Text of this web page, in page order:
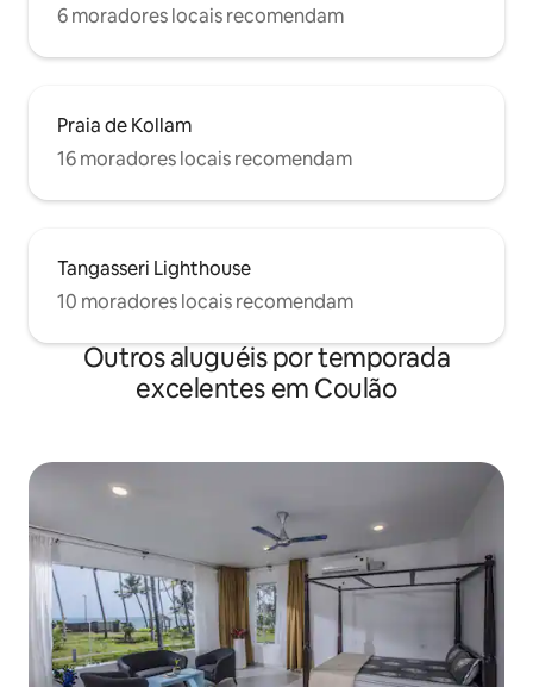
6 moradores locais recomendam
Praia de Kollam
16 moradores locais recomendam
Tangasseri Lighthouse
10 moradores locais recomendam
Outros aluguéis por temporada
excelentes em Coulão